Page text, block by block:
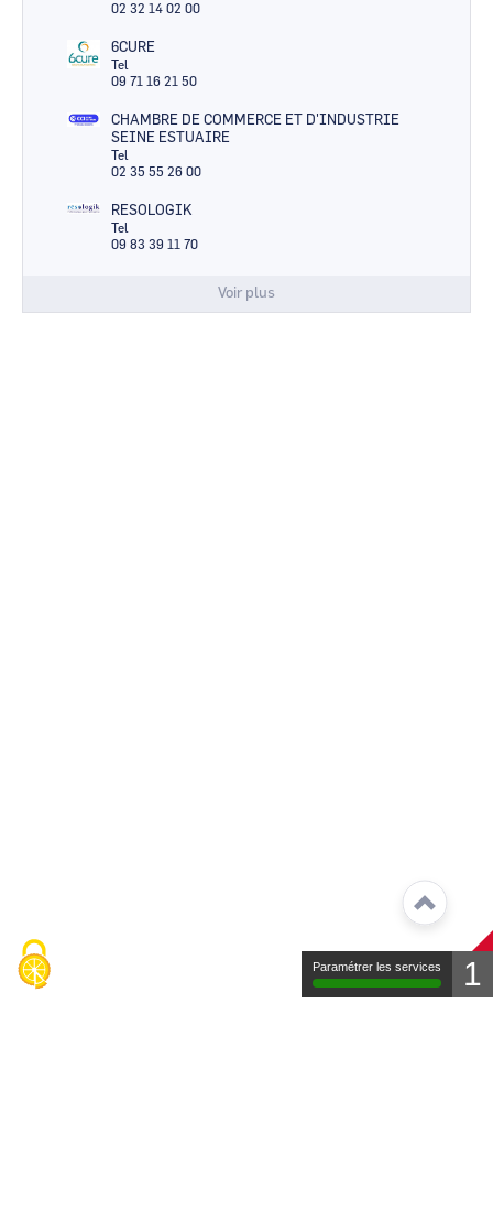
02 32 14 02 00
6CURE
Tel
09 71 16 21 50
CHAMBRE DE COMMERCE ET D'INDUSTRIE
SEINE ESTUAIRE
Tel
02 35 55 26 00
RESOLOGIK
Tel
09 83 39 11 70
Voir plus
Paramétrer les services 1